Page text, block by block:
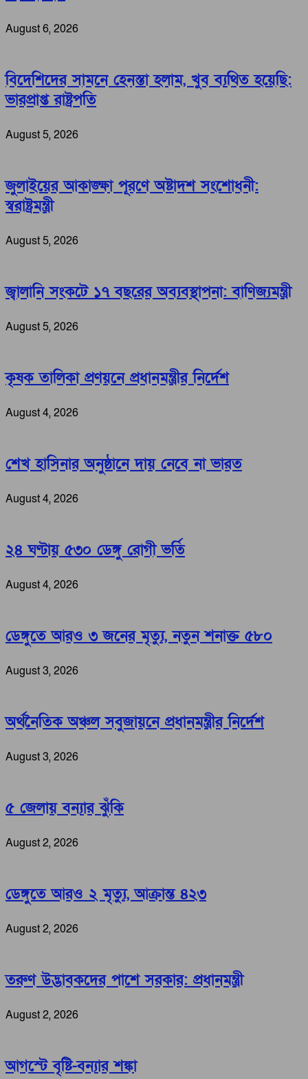
August 6, 2026
বিদেশিদের সামনে হেনস্তা হলাম, খুব ব্যথিত হয়েছি:
ভারপ্রাপ্ত রাষ্ট্রপতি
August 5, 2026
জুলাইয়ের আকাঙ্ক্ষা পূরণে অষ্টাদশ সংশোধনী:
স্বরাষ্ট্রমন্ত্রী
August 5, 2026
জ্বালানি সংকটে ১৭ বছরের অব্যবস্থাপনা: বাণিজ্যমন্ত্রী
August 5, 2026
কৃষক তালিকা প্রণয়নে প্রধানমন্ত্রীর নির্দেশ
August 4, 2026
শেখ হাসিনার অনুষ্ঠানে দায় নেবে না ভারত
August 4, 2026
২৪ ঘণ্টায় ৫৩০ ডেঙ্গু রোগী ভর্তি
August 4, 2026
ডেঙ্গুতে আরও ৩ জনের মৃত্যু, নতুন শনাক্ত ৫৮০
August 3, 2026
অর্থনৈতিক অঞ্চল সবুজায়নে প্রধানমন্ত্রীর নির্দেশ
August 3, 2026
৫ জেলায় বন্যার ঝুঁকি
August 2, 2026
ডেঙ্গুতে আরও ২ মৃত্যু, আক্রান্ত ৪২৩
August 2, 2026
তরুণ উদ্ভাবকদের পাশে সরকার: প্রধানমন্ত্রী
August 2, 2026
আগস্টে বৃষ্টি-বন্যার শঙ্কা